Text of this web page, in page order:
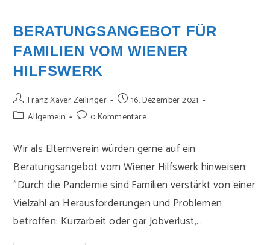
BERATUNGSANGEBOT FÜR
FAMILIEN VOM WIENER
HILFSWERK
Beitrags-
Autor:
Franz Xaver Zeilinger
Beitrag
veröffentlicht:
16. Dezember 2021
Beitrags-
Allgemein
Beitrags-
0 Kommentare
Wir als Elternverein würden gerne auf ein
Beratungsangebot vom Wiener Hilfswerk hinweisen:
"Durch die Pandemie sind Familien verstärkt von einer
Vielzahl an Herausforderungen und Problemen
betroffen: Kurzarbeit oder gar Jobverlust,…